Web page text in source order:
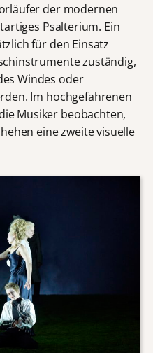
der modernen
Psalterium. Ein
für den Einsatz
zuständig,
Windes oder
Im hochgefahrenen
Musiker beobachten,
eine zweite visuelle